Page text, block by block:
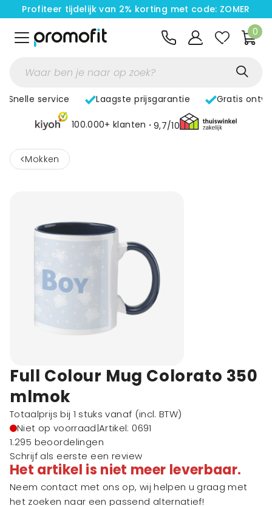
Profiteer tijdelijk van 2% korting met code: ZOMER
0
Snelle service Laagste prijsgarantie Gratis
100.000+ klanten 9,7/10
< Mokken
Full Colour Mug Colorato 350
mlmok
Totaalprijs bij 1 stuks vanaf (incl. BTW)
Niet op voorraad|Artikel: 0691
1.295 beoordelingen
Schrijf als eerste een review
Het artikel is niet meer leverbaar.
Neem contact met ons op, wij helpen u graag met
het zoeken naar een passend alternatief!